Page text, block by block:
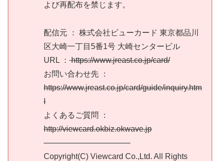
よび再配布を禁じます。
配信元 ： 株式会社ビューカード 東京都品川
区大崎一丁目5番1号 大崎センタービル
URL ： https://www.jreast.co.jp/card/
お問い合わせ先 ：
https://www.jreast.co.jp/card/guide/inquiry.htm
l
よくあるご質問 ：
http://viewcard.okbiz.okwave.jp
────────────────
Copyright(C) Viewcard Co.,Ltd. All Rights